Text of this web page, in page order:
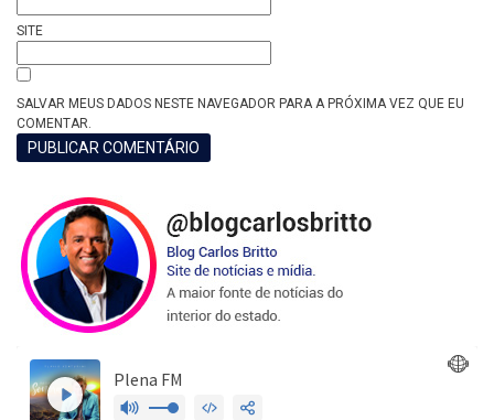
SITE
SALVAR MEUS DADOS NESTE NAVEGADOR PARA A PRÓXIMA VEZ QUE EU
COMENTAR.